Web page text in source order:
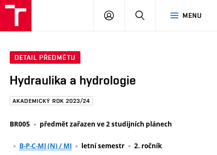
Brno
MENU
PŘIHLÁSIT
DETAIL PŘEDMĚTU
Hydraulika a hydrologie
AKADEMICKÝ ROK 2023/24
BR005 předmět zařazen ve 2 studijních plánech
B-P-C-MI (N) / MI letní semestr
2. ročník